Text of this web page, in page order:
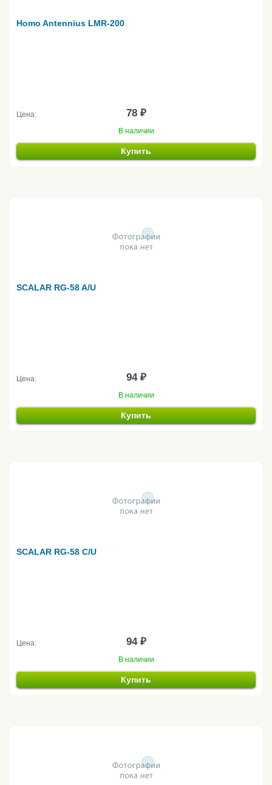
Homo Antennius LMR-200
Цена: 78 ₽
В наличии
Купить
SCALAR RG-58 A/U
Цена: 94 ₽
В наличии
Купить
SCALAR RG-58 C/U
Цена: 94 ₽
В наличии
Купить